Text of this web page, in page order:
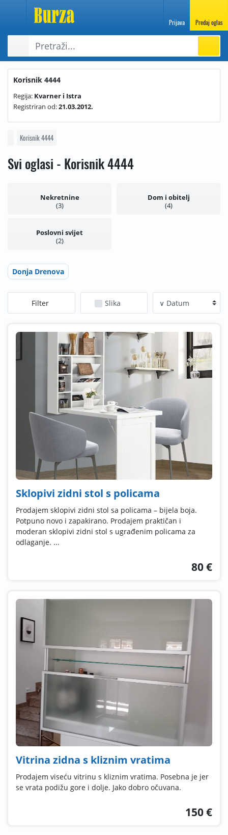
Prijava Predaj oglas
Korisnik 4444
Regija: Kvarner i Istra
Registriran od:21.03.2012.
Korisnik 4444
Svi oglasi - Korisnik 4444
Nekretnine
3
Dom i obitelj
4
Poslovni svijet
2
Donja Drenova
Filter Slika
Sklopivi zidni stol s policama
Prodajem sklopivi zidni stol sa policama – bijela boja.
Potpuno novo i zapakirano. Prodajem praktičan i
moderan sklopivi zidni stol s ugrađenim policama za
odlaganje. ...
80 €
Vitrina zidna s kliznim vratima
Prodajem viseću vitrinu s kliznim vratima. Posebna je jer
se vrata podižu gore i dolje. Jako dobro očuvana.
150 €